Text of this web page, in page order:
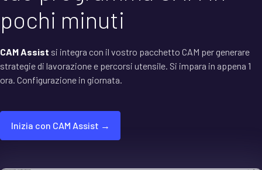
pochi minuti
CAM Assist si integra con il vostro pacchetto CAM per generare
strategie di lavorazione e percorsi utensile. Si impara in appena 1
ora. Configurazione in giornata.
Inizia con CAM Assist →